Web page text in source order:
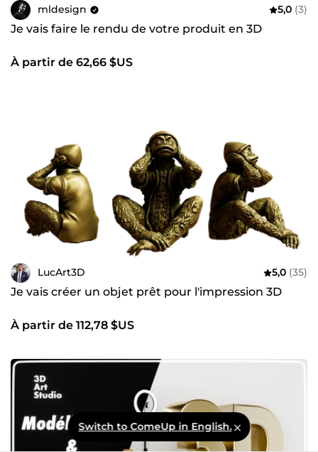
mldesign 5,0 (3)
Je vais faire le rendu de votre produit en 3D
À partir de 62,66 $US
LucArt3D 5,0 (35)
Je vais créer un objet prêt pour l'impression 3D
À partir de 112,78 $US
Switch to ComeUp in English.